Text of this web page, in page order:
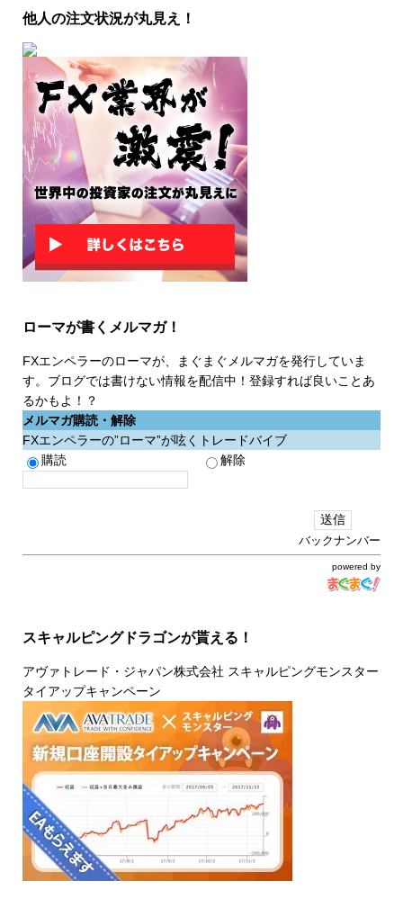
他人の注文状況が丸見え！
ローマが書くメルマガ！
FXエンペラーのローマが、まぐまぐメルマガを発行していま
す。ブログでは書けない情報を配信中！登録すれば良いことあ
るかもよ！？
メルマガ購読・解除
FXエンペラーの”ローマ”が呟くトレードバイブ
購読
解除
バックナンバー
powered by
スキャルピングドラゴンが貰える！
アヴァトレード・ジャパン株式会社 スキャルピングモンスター
タイアップキャンペーン